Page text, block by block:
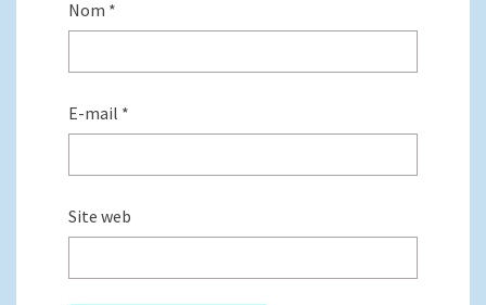
Nom *
E-mail *
Site web